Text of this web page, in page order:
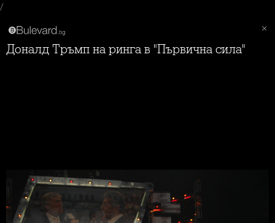
/
Доналд Тръмп на ринга в "Първична сила"